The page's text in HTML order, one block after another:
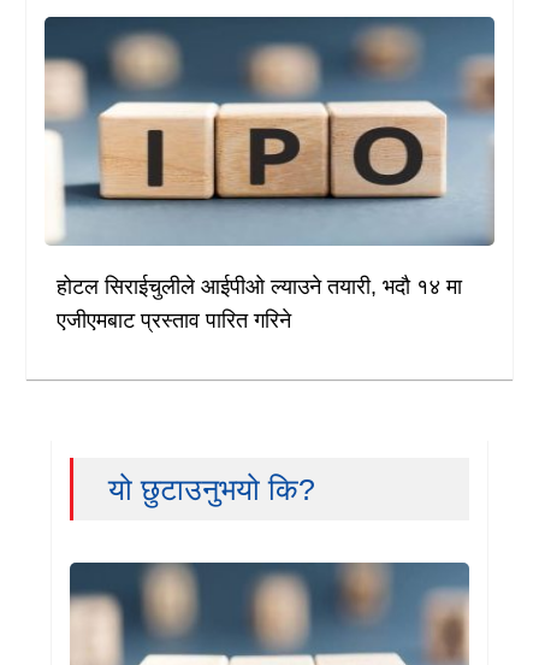
होटल सिराईचुलीले आईपीओ ल्याउने तयारी, भदौ १४ मा
एजीएमबाट प्रस्ताव पारित गरिने
यो छुटाउनुभयो कि?